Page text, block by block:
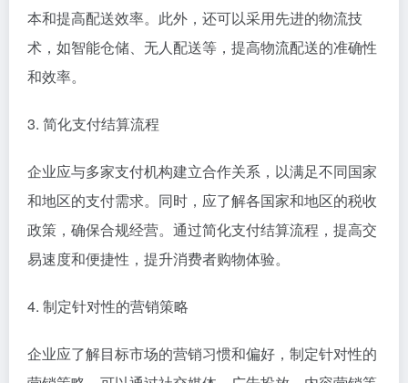
本和提高配送效率。此外，还可以采用先进的物流技
术，如智能仓储、无人配送等，提高物流配送的准确性
和效率。
3. 简化支付结算流程
企业应与多家支付机构建立合作关系，以满足不同国家
和地区的支付需求。同时，应了解各国家和地区的税收
政策，确保合规经营。通过简化支付结算流程，提高交
易速度和便捷性，提升消费者购物体验。
4. 制定针对性的营销策略
企业应了解目标市场的营销习惯和偏好，制定针对性的